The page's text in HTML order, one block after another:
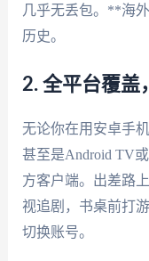
几乎无丢包。**海
历史。
2. 全平台覆盖
无论你在用安卓手机
甚至是Android TV
方客户端。出差路
视追剧，书桌前打
切换账号。